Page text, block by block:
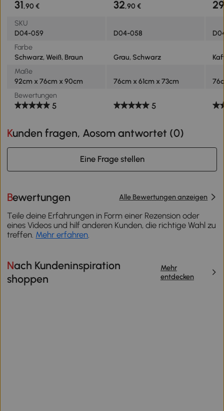
cm
cm
73
31,90 € 32,90 €
SKU
D04-059
D04-058
Farbe
Schwarz, Weiß, Braun
Grau, Schwarz
Maße
92cm x 76cm x 90cm
76cm x 61cm x 73cm
Bewertungen
5 5
Kunden fragen, Aosom antwortet (0)
Eine Frage stellen
Bewertungen Alle Bewertungen anzeigen
Teile deine Erfahrungen in Form einer Rezension oder
eines Videos und hilf anderen Kunden, die richtige Wahl zu
treffen. Mehr erfahren.
Nach Kundeninspiration
shoppen
Mehr
entdecken